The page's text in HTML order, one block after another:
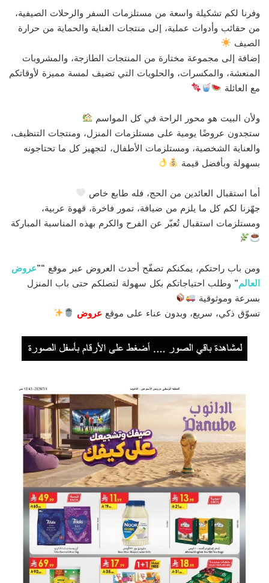
وفرنا لكم تشكيلة واسعة من مستلزمات السفر والرحلات الصيفية،
من حقائب وأدوات عملية، إلى منتجات العناية والحماية من حرارة
الصيف
إضافة إلى مجموعة مختارة من المنتجات الطازجة، والمشروبات
المنعشة، والمكسرات، والحلويات التي تضيف لمسة مميزة لأوقاتكم
مع العائلة
ولأن البيت هو محور الراحة في كل المواسم
ستجدون عروضًا يومية على مستلزمات المنزل، ومنتجات التنظيف،
والعناية الشخصية، ومستلزمات الأطفال، لتجهيز كل ما تحتاجونه
بسهولة وبأفضل قيمة
أما استقبال العائدين من الحج، فله طابع خاص
جهّزنا لكم كل ما يلزم من ضيافة، تمور فاخرة، قهوة عربية،
ومستلزمات استقبال تُعبّر عن الفرح والكرم بهذه المناسبة المباركة
ومن باب راحتكم، يمكنكم تصفّح أحدث العروض عبر موقع “”عروض
العالم” وطلب احتياجاتكم بكل سهولة لتصلكم حتى باب المنزل
بسرعة وموثوقية
تسوّق ذكي، سريع، وبدون عناء على موقع عروض